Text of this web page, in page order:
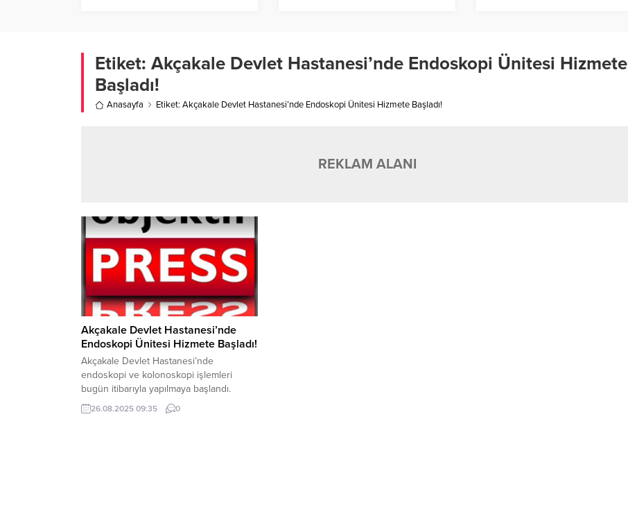
Etiket: Akçakale Devlet Hastanesi’nde Endoskopi Ünitesi Hizmete
Başladı!
Anasayfa Etiket: Akçakale Devlet Hastanesi’nde Endoskopi Ünitesi Hizmete Başladı!
REKLAM ALANI
Akçakale Devlet Hastanesi’nde
Endoskopi Ünitesi Hizmete Başladı!
Akçakale Devlet Hastanesi’nde
endoskopi ve kolonoskopi işlemleri
bugün itibarıyla yapılmaya başlandı.
Hizmete giren yeni Endoskopi Ünitesi’nin
özellikle kanserin erken teşhisinde
26.08.2025 09:35 0